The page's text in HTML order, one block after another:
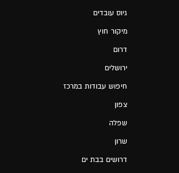
גיוס עובדים
מיקור חוץ
דרום
ירושלים
חיפוש עבודות במרכז
צפון
שפלה
שרון
דרושים בבת ים